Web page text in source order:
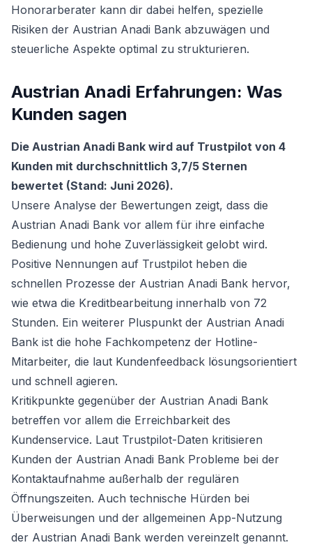
Honorarberater kann dir dabei helfen, spezielle
Risiken der Austrian Anadi Bank abzuwägen und
steuerliche Aspekte optimal zu strukturieren.
Austrian Anadi Erfahrungen: Was
Kunden sagen
Die Austrian Anadi Bank wird auf Trustpilot von 4
Kunden mit durchschnittlich 3,7/5 Sternen
bewertet (Stand: Juni 2026).
Unsere Analyse der Bewertungen zeigt, dass die
Austrian Anadi Bank vor allem für ihre einfache
Bedienung und hohe Zuverlässigkeit gelobt wird.
Positive Nennungen auf Trustpilot heben die
schnellen Prozesse der Austrian Anadi Bank hervor,
wie etwa die Kreditbearbeitung innerhalb von 72
Stunden. Ein weiterer Pluspunkt der Austrian Anadi
Bank ist die hohe Fachkompetenz der Hotline-
Mitarbeiter, die laut Kundenfeedback lösungsorientiert
und schnell agieren.
Kritikpunkte gegenüber der Austrian Anadi Bank
betreffen vor allem die Erreichbarkeit des
Kundenservice. Laut Trustpilot-Daten kritisieren
Kunden der Austrian Anadi Bank Probleme bei der
Kontaktaufnahme außerhalb der regulären
Öffnungszeiten. Auch technische Hürden bei
Überweisungen und der allgemeinen App-Nutzung
der Austrian Anadi Bank werden vereinzelt genannt.